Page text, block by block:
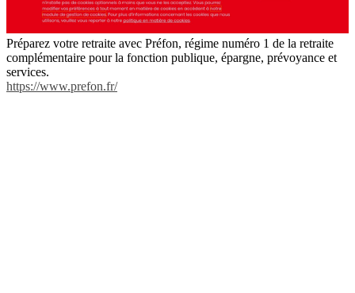
Préparez votre retraite avec Préfon, régime numéro 1 de la retraite
complémentaire pour la fonction publique, épargne, prévoyance et
services.
https://www.prefon.fr/